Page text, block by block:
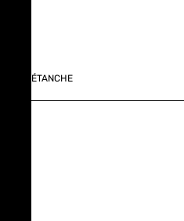
ÉTANCHE